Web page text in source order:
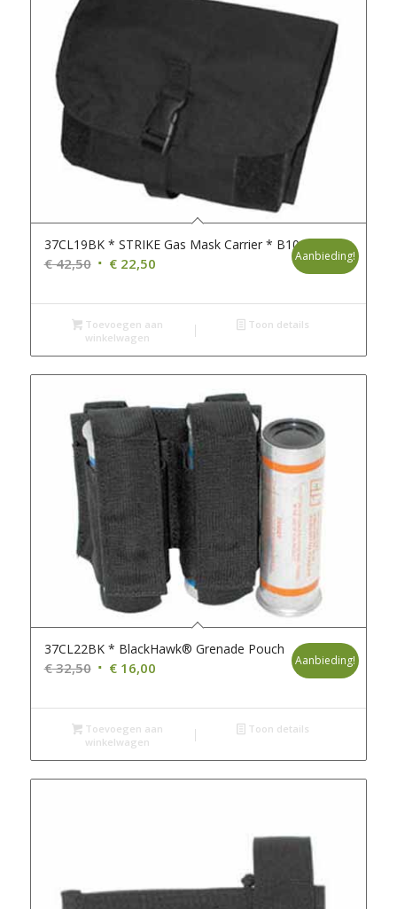
37CL19BK * STRIKE Gas Mask Carrier * B100
€42,50 Oorspronkelijke
was:
€ 42,50.
€22,50Huidige
is:
€ 22,50.
Aanbieding!
Toevoegen aan
winkelwagen
Toon details
37CL22BK * BlackHawk® Grenade Pouch
€32,50 Oorspronkelijke
was:
€ 32,50.
€16,00Huidige
is:
€ 16,00.
Aanbieding!
Toevoegen aan
winkelwagen
Toon details